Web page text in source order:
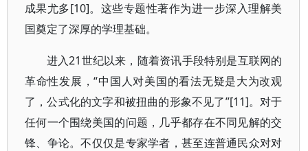
成果尤多[10]。这些专题性著作为进一步深入理解美
国奠定了深厚的学理基础。
进入21世纪以来，随着资讯手段特别是互联网的
革命性发展，“中国人对美国的看法无疑是大为改观
了，公式化的文字和被扭曲的形象不见了”[11]。对于
任何一个围绕美国的问题，几乎都存在不同见解的交
锋、争论。不仅仅是专家学者，甚至连普通民众对对